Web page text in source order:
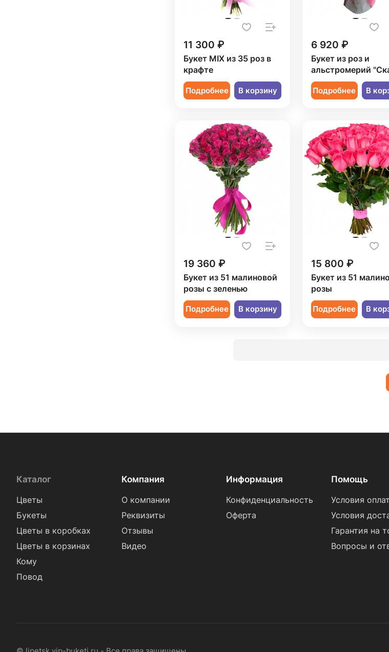
11 300 ₽
Букет MIX из 35 роз в
крафте
Подробнее В корзину
6 920 ₽
Букет из роз и
альстромерий
Подробнее В
19 360 ₽
Букет из 51 малиновой
розы с зеленью
Подробнее В корзину
15 800 ₽
Букет из 51
розы
Подробнее В
Каталог
Цветы
Букеты
Цветы в коробках
Цветы в корзинах
Кому
Повод
Компания
О компании
Реквизиты
Отзывы
Видео
Информация
Конфиденциальность
Оферта
Помощь
Условия
Условия
Гарантия на
Вопросы и